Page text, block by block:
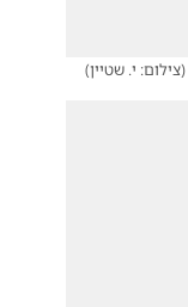
(צילום: י. שטיין)